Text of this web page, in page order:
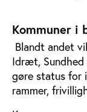
Kommuner i
Blandt andet
Idræt, Sundhed
gøre status for
rammer,